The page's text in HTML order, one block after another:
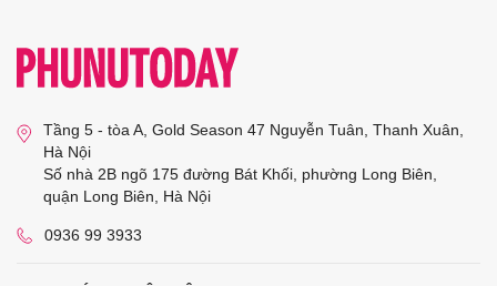
Tầng 5 - tòa A, Gold Season 47 Nguyễn Tuân, Thanh Xuân,
Hà Nội
Số nhà 2B ngõ 175 đường Bát Khối, phường Long Biên,
quận Long Biên, Hà Nội
0936 99 3933